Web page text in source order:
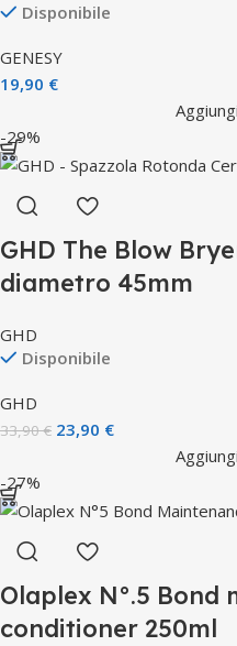
Disponibile
GENESY
19,90 €
-29%
GHD The Blow
diametro 45mm
GHD
Disponibile
GHD
33,90€ 23,90 €
-27%
Olaplex N°.5 Bond
conditioner 250ml